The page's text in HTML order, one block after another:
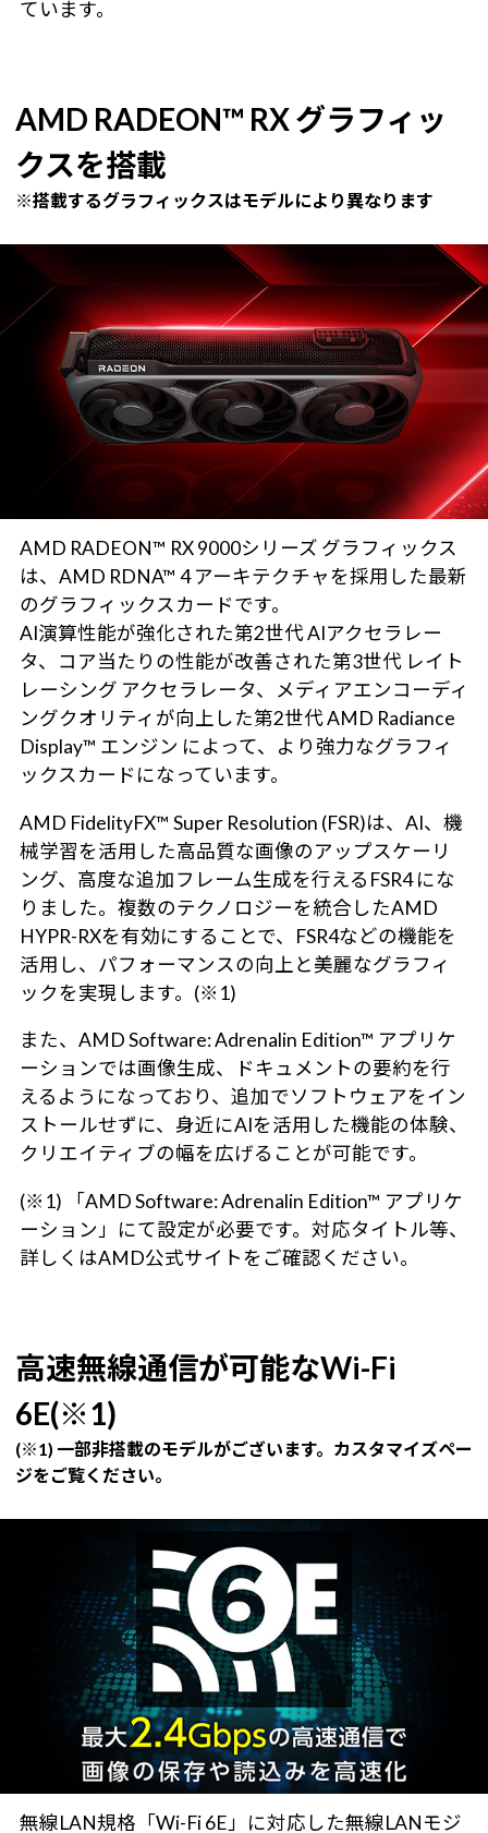
ています。
AMD RADEON™ RX グラフィッ
クスを搭載
※搭載するグラフィックスはモデルにより異なります
AMD RADEON™ RX 9000シリーズ グラフィックス
は、AMD RDNA™ 4 アーキテクチャを採用した最新
のグラフィックスカードです。
AI演算性能が強化された第2世代 AIアクセラレー
タ、コア当たりの性能が改善された第3世代 レイト
レーシング アクセラレータ、メディアエンコーディ
ングクオリティが向上した第2世代 AMD Radiance
Display™ エンジン によって、より強力なグラフィ
ックスカードになっています。
AMD FidelityFX™ Super Resolution (FSR)は、AI、機
械学習を活用した高品質な画像のアップスケーリ
ング、高度な追加フレーム生成を行えるFSR4 にな
りました。複数のテクノロジーを統合したAMD
HYPR-RXを有効にすることで、FSR4などの機能を
活用し、パフォーマンスの向上と美麗なグラフィ
ックを実現します。(※1)
また、AMD Software: Adrenalin Edition™ アプリケ
ーションでは画像生成、ドキュメントの要約を行
えるようになっており、追加でソフトウェアをイン
ストールせずに、身近にAIを活用した機能の体験、
クリエイティブの幅を広げることが可能です。
(※1) 「AMD Software: Adrenalin Edition™ アプリケ
ーション」にて設定が必要です。対応タイトル等、
詳しくはAMD公式サイトをご確認ください。
高速無線通信が可能なWi-Fi
6E(※1)
(※1) 一部非搭載のモデルがございます。カスタマイズペー
ジをご覧ください。
無線LAN規格「Wi-Fi 6E」に対応した無線LANモジ